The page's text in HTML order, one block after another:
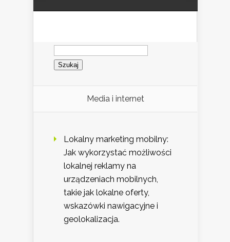
Szukaj:
Media i internet
Lokalny marketing mobilny:
Jak wykorzystać możliwości
lokalnej reklamy na
urządzeniach mobilnych,
takie jak lokalne oferty,
wskazówki nawigacyjne i
geolokalizacja.